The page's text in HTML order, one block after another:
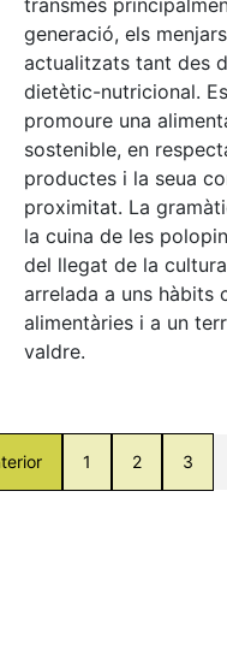
generació, els
actualitzats tant des
dietètic-nutricional.
promoure una
sostenible, en
productes i la seua
proximitat. La
la cuina de les
del llegat de la
arrelada a uns hàbits
alimentàries i a un
valdre.
1 2 3